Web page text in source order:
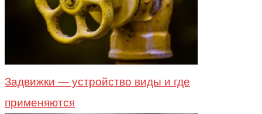
Задвижки — устройство виды и где
применяются